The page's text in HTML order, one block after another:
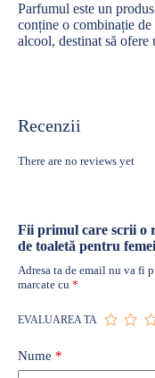
Parfumul este un
conține o combinație de
alcool, destinat să ofere
Recenzii
There are no reviews yet
Fii primul care scrii o
de toaletă pentru
Adresa ta de email nu va fi
marcate cu *
EVALUAREA TA
Nume *